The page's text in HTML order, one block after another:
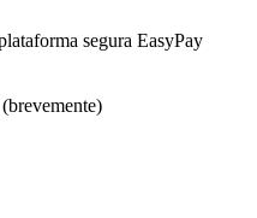
segura EasyPay